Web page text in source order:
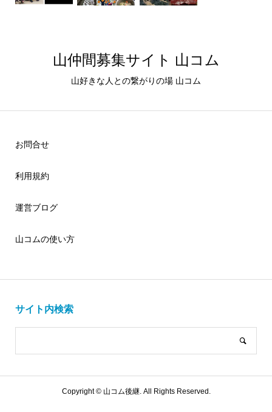
山仲間募集サイト 山コム
山好きな人との繋がりの場 山コム
お問合せ
利用規約
運営ブログ
山コムの使い方
サイト内検索
Copyright ©山コム後継. All Rights Reserved.